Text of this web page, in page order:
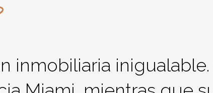
inmobiliaria inigualable.